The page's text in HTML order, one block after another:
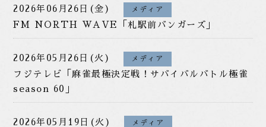
2026年06月26日(金) メディア
FM NORTH WAVE「札駅前バンガーズ」
2026年05月26日(火) メディア
フジテレビ「麻雀最極決定戦！サバイバルバトル極雀
season 60」
2026年05月19日(火) メディア